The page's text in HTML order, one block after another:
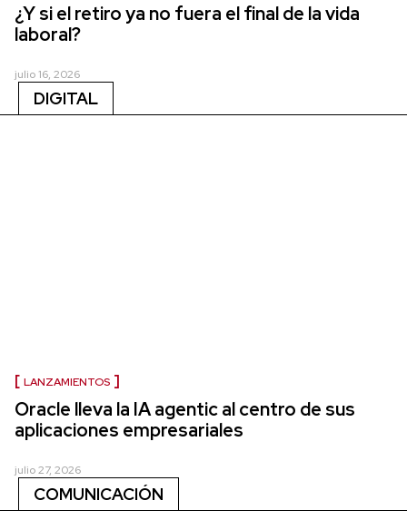
¿Y si el retiro ya no fuera el final de la vida
laboral?
julio 16, 2026
DIGITAL
LANZAMIENTOS
Oracle lleva la IA agentic al centro de sus
aplicaciones empresariales
julio 27, 2026
COMUNICACIÓN